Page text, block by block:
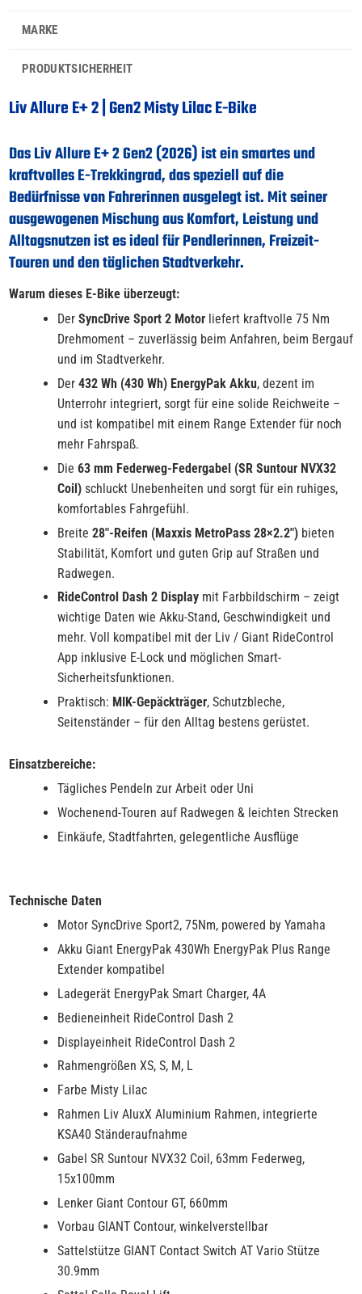
MARKE
PRODUKTSICHERHEIT
Liv Allure E+ 2 | Gen2 Misty Lilac E-Bike
DasLiv Allure E+ 2 Gen2 (2026)ist ein smartes und
kraftvolles E-Trekkingrad, das speziell auf die
Bedürfnisse von Fahrerinnen ausgelegt ist. Mit seiner
ausgewogenen Mischung aus Komfort, Leistung und
Alltagsnutzen ist es ideal für Pendlerinnen, Freizeit-
Touren und den täglichen Stadtverkehr.
Warum dieses E-Bike überzeugt:
Der SyncDrive Sport 2 Motorliefert kraftvolle 75 Nm
Drehmoment – zuverlässig beim Anfahren, beim Bergauf
und im Stadtverkehr.
Der 432 Wh (430 Wh) EnergyPak Akku, dezent im
Unterrohr integriert, sorgt für eine solide Reichweite –
und ist kompatibel mit einem Range Extender für noch
mehr Fahrspaß.
Die 63 mm Federweg-Federgabel (SR Suntour NVX32
Coil)schluckt Unebenheiten und sorgt für ein ruhiges,
komfortables Fahrgefühl.
Breite 28"-Reifen (Maxxis MetroPass 28×2.2")bieten
Stabilität, Komfort und guten Grip auf Straßen und
Radwegen.
RideControl Dash 2 Displaymit Farbbildschirm – zeigt
wichtige Daten wie Akku-Stand, Geschwindigkeit und
mehr. Voll kompatibel mit der Liv / Giant RideControl
App inklusive E-Lock und möglichen Smart-
Sicherheitsfunktionen.
Praktisch: MIK-Gepäckträger, Schutzbleche,
Seitenständer – für den Alltag bestens gerüstet.
Einsatzbereiche:
Tägliches Pendeln zur Arbeit oder Uni
Wochenend-Touren auf Radwegen & leichten Strecken
Einkäufe, Stadtfahrten, gelegentliche Ausflüge
Technische Daten
Motor SyncDrive Sport2, 75Nm, powered by Yamaha
Akku Giant EnergyPak 430Wh EnergyPak Plus Range
Extender kompatibel
Ladegerät EnergyPak Smart Charger, 4A
Bedieneinheit RideControl Dash 2
Displayeinheit RideControl Dash 2
Rahmengrößen XS, S, M, L
Farbe Misty Lilac
Rahmen Liv AluxX Aluminium Rahmen, integrierte
KSA40 Ständeraufnahme
Gabel SR Suntour NVX32 Coil, 63mm Federweg,
15x100mm
Lenker Giant Contour GT, 660mm
Vorbau GIANT Contour, winkelverstellbar
Sattelstütze GIANT Contact Switch AT Vario Stütze
30.9mm